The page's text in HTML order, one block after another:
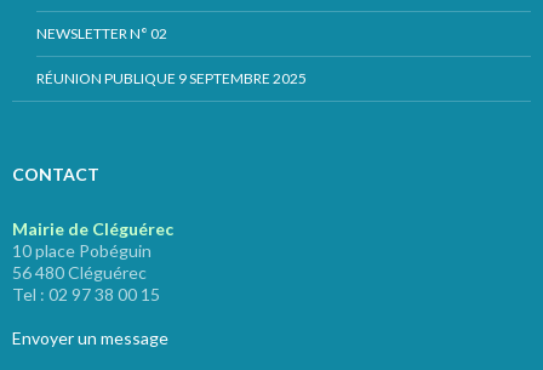
NEWSLETTER N° 02
RÉUNION PUBLIQUE 9 SEPTEMBRE 2025
CONTACT
Mairie de Cléguérec
10 place Pobéguin
56 480 Cléguérec
Tel : 02 97 38 00 15
Envoyer un message